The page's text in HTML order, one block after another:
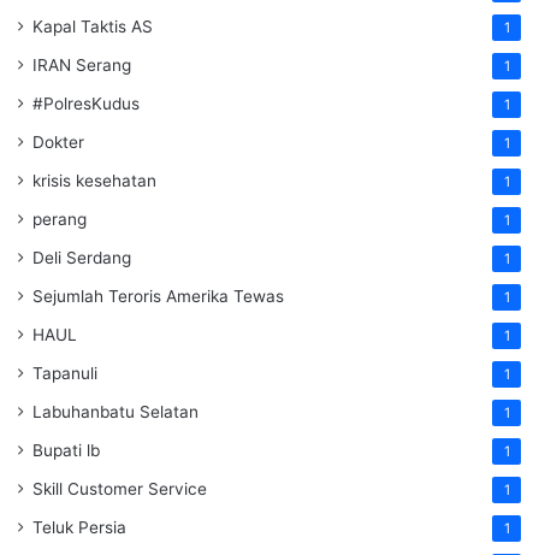
Kapal Taktis AS 1
IRAN Serang 1
#PolresKudus 1
Dokter 1
krisis kesehatan 1
perang 1
Deli Serdang 1
Sejumlah Teroris Amerika Tewas 1
HAUL 1
Tapanuli 1
Labuhanbatu Selatan 1
Bupati lb 1
Skill Customer Service 1
Teluk Persia 1